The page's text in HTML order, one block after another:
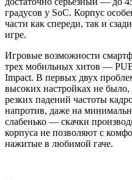
градусов у SoC. Корпус
части как спереди, так и
игре.
Игровые возможности
трех мобильных хитов —
Impact. В первых двух
высоких настройках не
резких падений частоты
напротив, даже на
слабенько — скачки
корпуса не позволяют с
нажитые в любимой гаче.